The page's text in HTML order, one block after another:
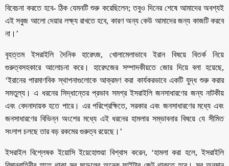
বিবেচনা করতে হবে- ঠিক যেমনটি শুরু করেছিলেন; তবুও দিনের শেষে আমাদের অবশ্যই
এই সবুজ আলো দেয়ার লক্ষ্য রাখতে হবে, কারণ অন্য কেউ আমাদের জন্য কাজটি করবে
না।’
বৃহত্তম ইসরাইলি দৈনিক হারেৎজ, খোলামেলাভাবে ইরান বিষয়ে বিতর্ক নিয়ে
গুরুত্বসহকারে আলোচনা করে। হারেৎজের সম্পাদকীয়তে জোর দিয়ে বলা হয়েছে,
‘ইরানের পারমাণবিক স্থাপনাগুলোকে আক্রমণ করা কার্যকরভাবে একটি যুদ্ধ শুরু করার
সমতুল্য। এ ধরনের সিদ্ধান্তের প্রভাব সমগ্র ইসরাইলি জনসাধারণের জন্য নাটকীয়
এবং বেদনাদায়ক হতে পারে। এর পরিপ্রেক্ষিতে, সরকার এবং জনসাধারণের মধ্যে এবং
জনসাধারণের বিভিন্ন অংশের মধ্যে এই ধরনের হামলার সম্ভাবনার বিষয়ে যে সীমিত
সংলাপ চলছে তার বড় রকমের গুরুত্ব রয়েছে।’
ইসরাইল বিশ্লেষক ইয়োসি ইয়েহোশুয়া বিশ্বাস করেন, ‘হামলা করা হলে, ইসরাইলি